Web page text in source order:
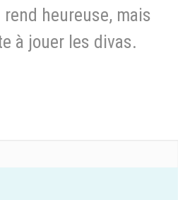
rend heureuse, mais
à jouer les divas.